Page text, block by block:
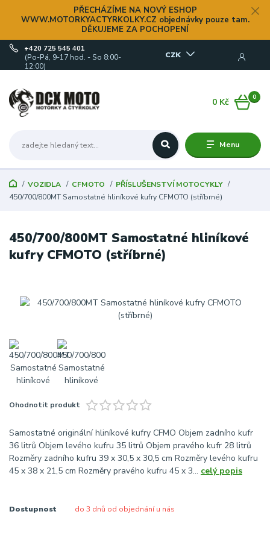
PŘECHÁZÍME NA NOVÝ ESHOP
WWW.MOTORKYACTYRKOLKY.CZ objednávky pouze tam.
DĚKUJEME ZA POCHOPENÍ
Menu
CZK
+420 725 545 401
(Po-Pá, 9-17 hod. - So 8:00-
12:00)
0
0 Kč
VOZIDLA CFMOTO
PŘÍSLUŠENSTVÍ MOTOCYKLY
450/700/800MT Samostatné hliníkové kufry CFMOTO (stříbrné)
450/700/800MT Samostatné hliníkové
kufry CFMOTO (stříbrné)
Ohodnotit produkt
Samostatné originální hliníkové kufry CFMO Objem zadního kufr
36 litrů Objem levého kufru 35 litrů Objem pravého kufr 28 litrů
Rozměry zadního kufru 39 x 30,5 x 30,5 cm Rozměry levého kufru
45 x 38 x 21,5 cm Rozměry pravého kufru 45 x 3... celý popis
Dostupnost do 3 dnů od objednání u nás